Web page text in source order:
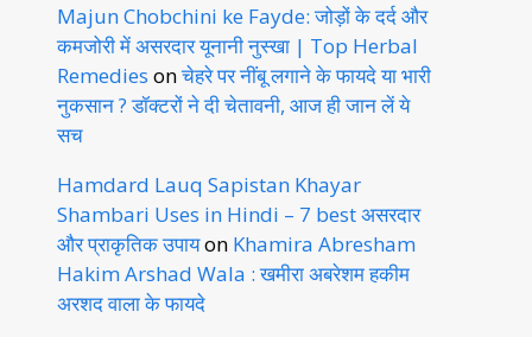
Majun Chobchini ke Fayde: जोड़ों के दर्द और
कमजोरी में असरदार यूनानी नुस्खा | Top Herbal
Remedies onचेहरे पर नींबू लगाने के फायदे या भारी
नुकसान ? डॉक्टरों ने दी चेतावनी, आज ही जान लें ये
सच
Hamdard Lauq Sapistan Khayar
Shambari Uses in Hindi – 7 best असरदार
और प्राकृतिक उपायon Khamira Abresham
Hakim Arshad Wala : खमीरा अबरेशम हकीम
अरशद वाला के फायदे